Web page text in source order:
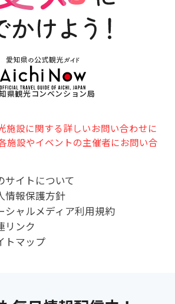
県観光コンベンション局
施設に関する詳しいお問い合わせに
施設やイベントの主催者にお問い合
サイトについて
情報保護方針
シャルメディア利用規約
リンク
トマップ